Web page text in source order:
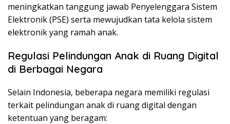
meningkatkan tanggung jawab Penyelenggara Sistem
Elektronik (PSE) serta mewujudkan tata kelola sistem
elektronik yang ramah anak.
Regulasi Pelindungan Anak di Ruang Digital
di Berbagai Negara
Selain Indonesia, beberapa negara memiliki regulasi
terkait pelindungan anak di ruang digital dengan
ketentuan yang beragam: